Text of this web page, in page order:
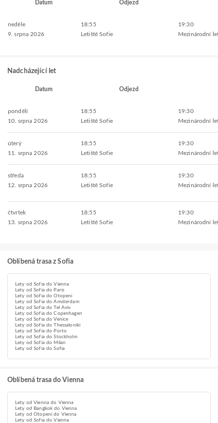
Datum Odjezd
neděle
9. srpna 2026
18:55
Letiště Sofie
19:30
Mezinárodní
Nadcházející let
Datum Odjezd
pondělí
10. srpna 2026
18:55
Letiště Sofie
19:30
Mezinárodní
úterý
11. srpna 2026
18:55
Letiště Sofie
19:30
Mezinárodní
středa
12. srpna 2026
18:55
Letiště Sofie
19:30
Mezinárodní
čtvrtek
13. srpna 2026
18:55
Letiště Sofie
19:30
Mezinárodní
Oblíbená trasa z Sofia
Lety od Sofia do Vienna
Lety od Sofia do Paris
Lety od Sofia do Otopeni
Lety od Sofia do Amsterdam
Lety od Sofia do Tel Aviv
Lety od Sofia do Copenhagen
Lety od Sofia do Venice
Lety od Sofia do Thessaloniki
Lety od Sofia do Porto
Lety od Sofia do Stockholm
Lety od Sofia do Milan
Lety od Sofia do Sofia
Oblíbená trasa do Vienna
Lety od Vienna do Vienna
Lety od Bangkok do Vienna
Lety od Otopeni do Vienna
Lety od Sofia do Vienna